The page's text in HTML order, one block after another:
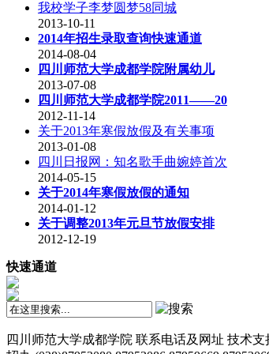
我校学子李梦圆梦58同城
2013-10-11
2014年招生录取查询快速通道
2014-08-04
四川师范大学成都学院附属幼儿
2013-07-08
四川师范大学成都学院2011——20
2012-11-14
关于2013年寒假放假及有关事项
2013-01-08
四川日报网：知名歌手曲婉婷首次
2014-05-15
关于2014年寒假放假的通知
2014-01-12
关于调整2013年元旦节放假安排
2012-12-19
快速通道
四川师范大学成都学院 联系电话及网址 技术